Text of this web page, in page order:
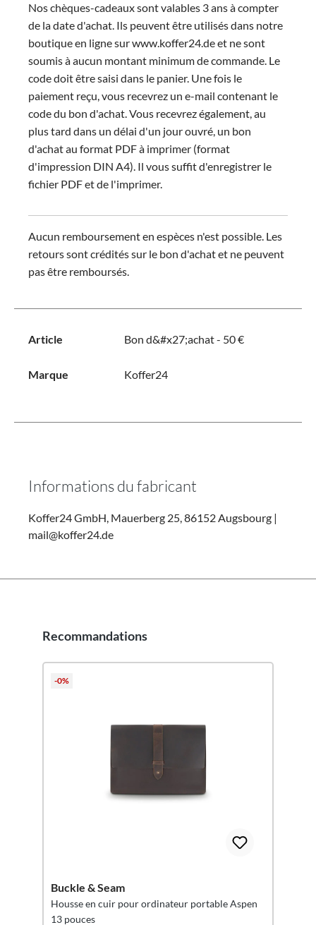
Nos chèques-cadeaux sont valables 3 ans à compter
de la date d'achat. Ils peuvent être utilisés dans notre
boutique en ligne sur www.koffer24.de et ne sont
soumis à aucun montant minimum de commande. Le
code doit être saisi dans le panier. Une fois le
paiement reçu, vous recevrez un e-mail contenant le
code du bon d'achat. Vous recevrez également, au
plus tard dans un délai d'un jour ouvré, un bon
d'achat au format PDF à imprimer (format
d'impression DIN A4). Il vous suffit d'enregistrer le
fichier PDF et de l'imprimer.
Aucun remboursement en espèces n'est possible. Les
retours sont crédités sur le bon d'achat et ne peuvent
pas être remboursés.
Article Bon d&#x27;achat - 50 €
Marque Koffer24
Informations du fabricant
Koffer24 GmbH, Mauerberg 25, 86152 Augsbourg |
mail@koffer24.de
Ignorer la galerie de produits
Recommandations
-0%
Buckle & Seam
Housse en cuir pour ordinateur portable Aspen
13 pouces